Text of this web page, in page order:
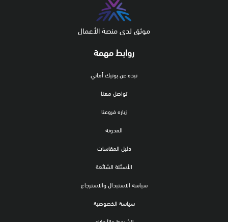
روابط مهمة
نبذه عن بوتيك أماني
تواصل معنا
زياره فروعنا
المدونة
دليل المقاسات
الأسئلة الشائعة
سياسة الاستبدال والاسترجاع
سياسة الخصوصية
موثق لدى منصة الأعمال